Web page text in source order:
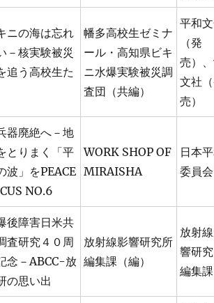
ニの海は忘れ
－核実験被災
追う高校生た
幡多高校生ゼミナ
ール・高知県ビキ
ニ水爆実験被災調
査団（共編）
平和
（発
売）
文社
売）
器廃絶へ－地
とりまく「平
波」をPEACE
NO.6
WORK SHOP OF
MIRAISHA
日本
委員会
後障害日米共
査研究４０周
念－ABCC-放
の思い出
放射線影響研究所
編集課（編）
放射
響研
編集課